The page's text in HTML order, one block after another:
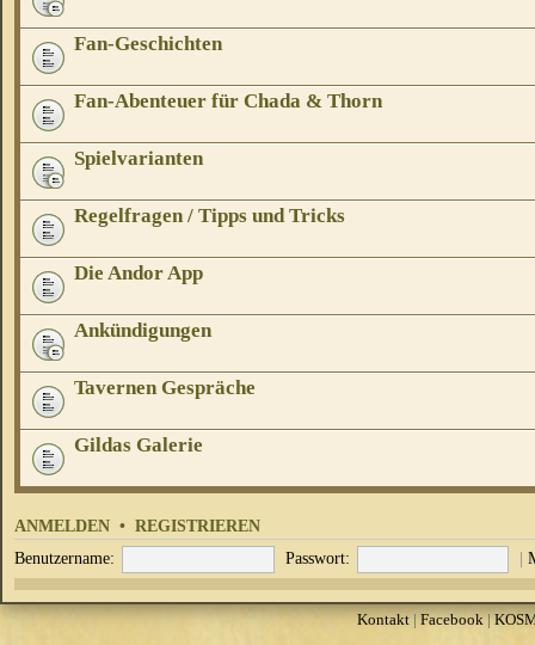
Fan-Geschichten
Fan-Abenteuer für Chada & Thorn
Spielvarianten
Regelfragen / Tipps und Tricks
Die Andor App
Ankündigungen
Tavernen Gespräche
Gildas Galerie
ANMELDEN • REGISTRIEREN
Benutzername: Passwort: |
Kontakt| Facebook|